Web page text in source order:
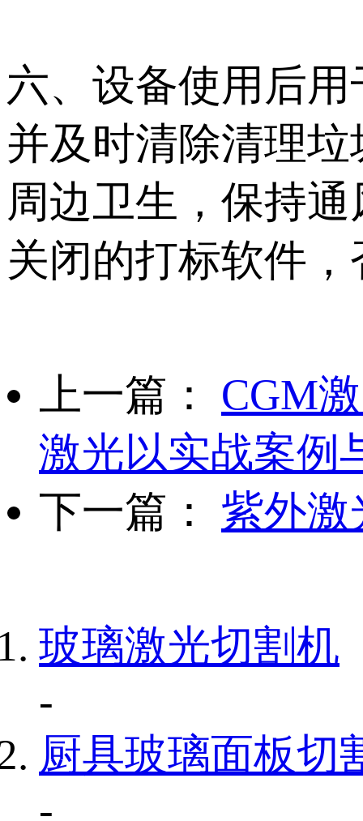
六、设备使用后
并及时清除清理
周边卫生，保持
关闭的打标软件
上一篇：
CGM
激光以实战案例
下一篇：
紫外激
玻璃激光切割机
-
厨具玻璃面板切
-